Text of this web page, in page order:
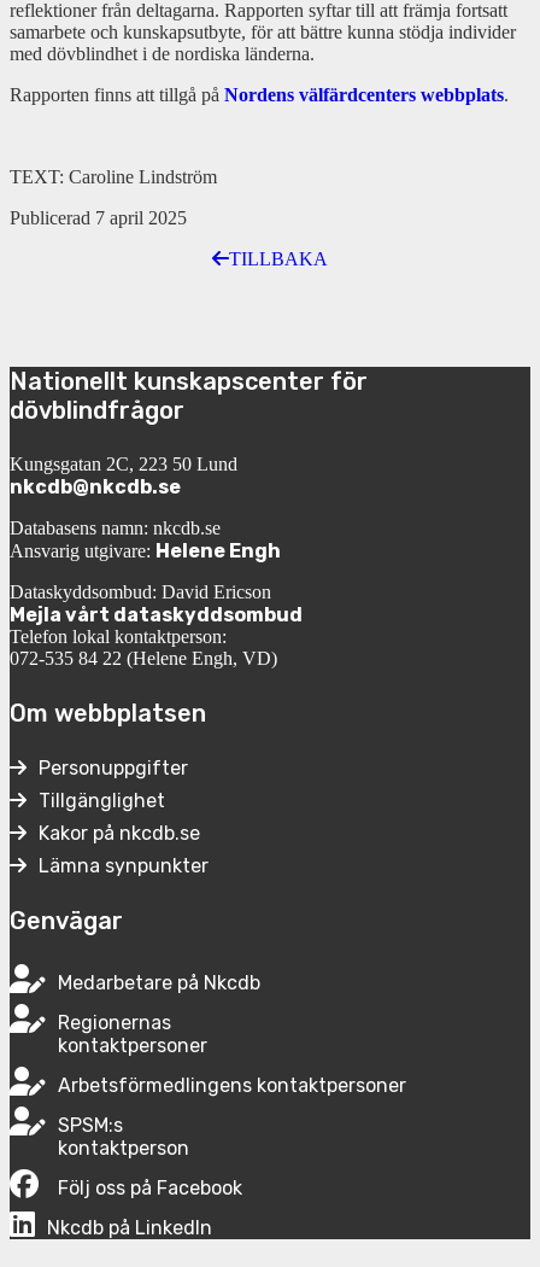
reflektioner från deltagarna. Rapporten syftar till att främja fortsatt
samarbete och kunskapsutbyte, för att bättre kunna stödja individer
med dövblindhet i de nordiska länderna.
Rapporten finns att tillgå på Nordens välfärdcenters webbplats.
TEXT: Caroline Lindström
Publicerad 7 april 2025
TILLBAKA
Nationellt kunskapscenter för
dövblindfrågor
Kungsgatan 2C, 223 50 Lund
nkcdb@nkcdb.se
Databasens namn: nkcdb.se
Ansvarig utgivare: Helene Engh
Dataskyddsombud: David Ericson
Mejla vårt dataskyddsombud
Telefon lokal kontaktperson:
072-535 84 22 (Helene Engh, VD)
Om webbplatsen
Personuppgifter
Tillgänglighet
Kakor på nkcdb.se
Lämna synpunkter
Genvägar
Medarbetare på Nkcdb
Regionernas
kontaktpersoner
Arbetsförmedlingens kontaktpersoner
SPSM:s
kontaktperson
Följ oss på Facebook
Nkcdb på LinkedIn